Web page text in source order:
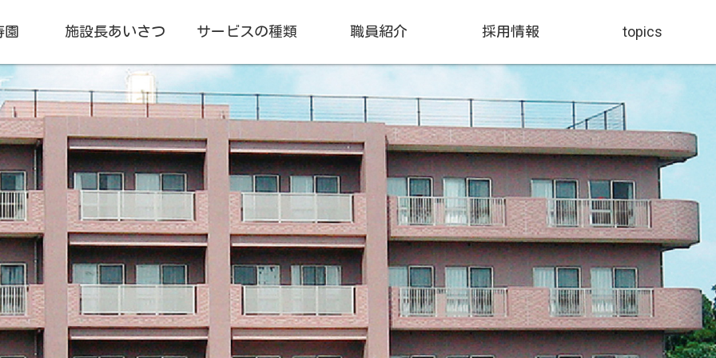
園 施設長あいさつ サービスの種類 職員紹介 採用情報 topics